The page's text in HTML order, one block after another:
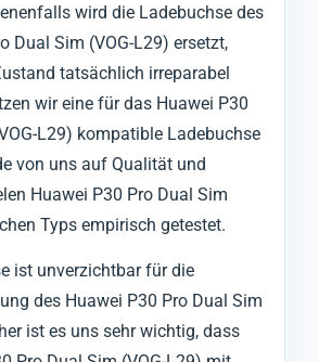
wird die Ladebuchse des
Dual Sim (VOG-L29) ersetzt,
tatsächlich irreparabel
wir eine für das Huawei P30
L29) kompatible Ladebuchse
von uns auf Qualität und
Huawei P30 Pro Dual Sim
Typs empirisch getestet.
ist unverzichtbar für die
des Huawei P30 Pro Dual Sim
ist es uns sehr wichtig, dass